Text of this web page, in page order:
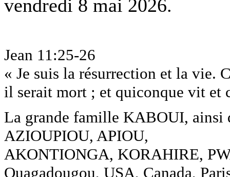
vendredi 8 mai 2026.
Jean 11:25-26
« Je suis la résurrection et la vie.
il serait mort ; et quiconque vit et
La grande famille KABOUI,
AZIOUPIOU, APIOU,
AKONTIONGA, KORAHIRE,
Ouagadougou, USA, Canada,